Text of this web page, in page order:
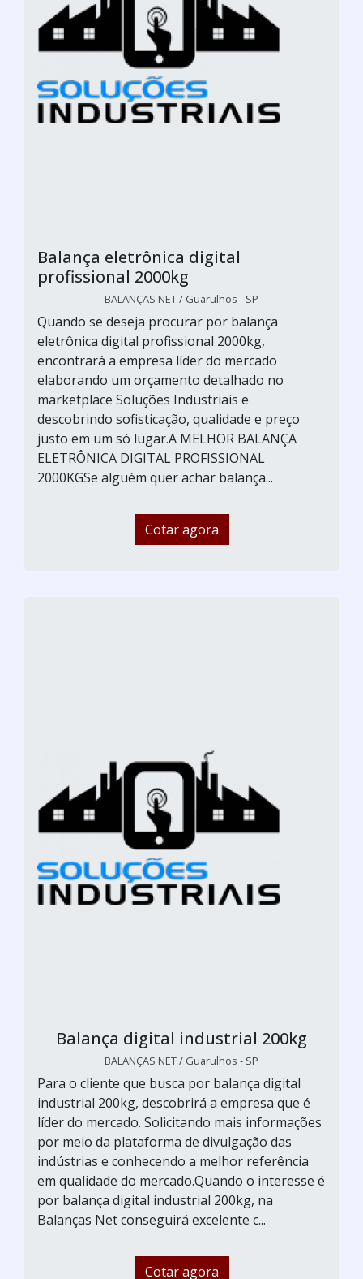
Balança eletrônica digital
profissional 2000kg
BALANÇAS NET / Guarulhos - SP
Quando se deseja procurar por balança
eletrônica digital profissional 2000kg,
encontrará a empresa líder do mercado
elaborando um orçamento detalhado no
marketplace Soluções Industriais e
descobrindo sofisticação, qualidade e preço
justo em um só lugar.A MELHOR BALANÇA
ELETRÔNICA DIGITAL PROFISSIONAL
2000KGSe alguém quer achar balança...
Cotar agora
Balança digital industrial 200kg
BALANÇAS NET / Guarulhos - SP
Para o cliente que busca por balança digital
industrial 200kg, descobrirá a empresa que é
líder do mercado. Solicitando mais informações
por meio da plataforma de divulgação das
indústrias e conhecendo a melhor referência
em qualidade do mercado.Quando o interesse é
por balança digital industrial 200kg, na
Balanças Net conseguirá excelente c...
Cotar agora